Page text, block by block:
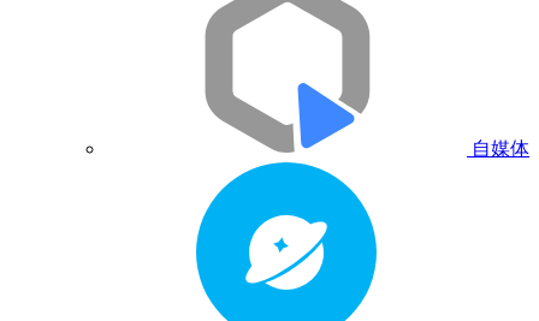
自媒体